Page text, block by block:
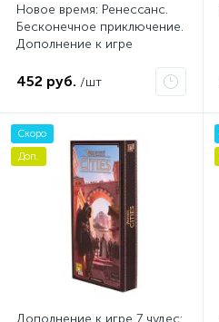
Новое время: Ренессанс.
Бесконечное приключение.
Дополнение к игре
452 руб. /шт
Скоро
Доп.
Дополнение к игре 7 чудес: